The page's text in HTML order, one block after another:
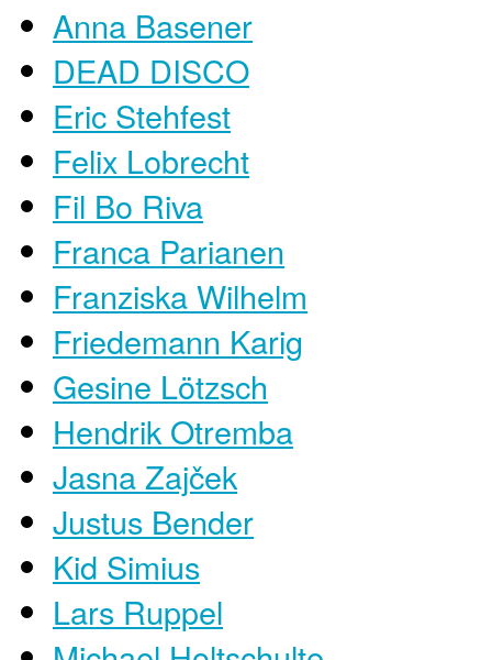
Anna Basener
DEAD DISCO
Eric Stehfest
Felix Lobrecht
Fil Bo Riva
Franca Parianen
Franziska Wilhelm
Friedemann Karig
Gesine Lötzsch
Hendrik Otremba
Jasna Zajček
Justus Bender
Kid Simius
Lars Ruppel